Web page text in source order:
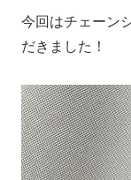
今回はチェーン
だきました！